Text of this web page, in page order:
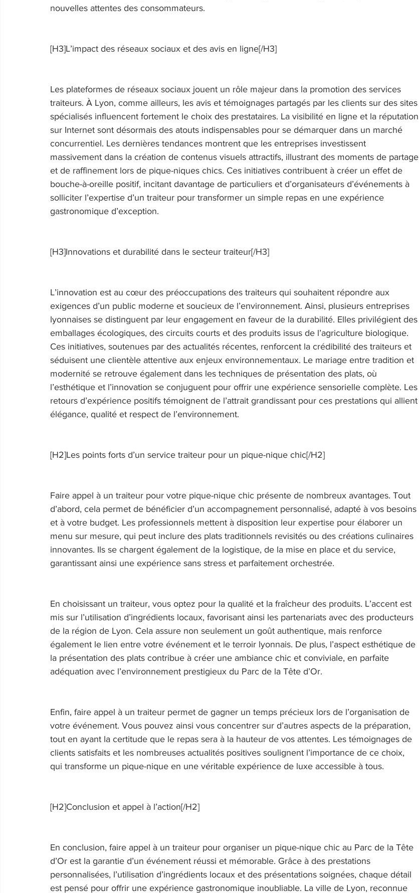
nouvelles attentes des consommateurs.
[H3]L’impact des réseaux sociaux et des avis en ligne[/H3]
Les plateformes de réseaux sociaux jouent un rôle majeur dans la promotion des services
traiteurs. À Lyon, comme ailleurs, les avis et témoignages partagés par les clients sur des sites
spécialisés influencent fortement le choix des prestataires. La visibilité en ligne et la réputation
sur Internet sont désormais des atouts indispensables pour se démarquer dans un marché
concurrentiel. Les dernières tendances montrent que les entreprises investissent
massivement dans la création de contenus visuels attractifs, illustrant des moments de partage
et de raffinement lors de pique-niques chics. Ces initiatives contribuent à créer un effet de
bouche-à-oreille positif, incitant davantage de particuliers et d’organisateurs d’événements à
solliciter l’expertise d’un traiteur pour transformer un simple repas en une expérience
gastronomique d’exception.
[H3]Innovations et durabilité dans le secteur traiteur[/H3]
L’innovation est au cœur des préoccupations des traiteurs qui souhaitent répondre aux
exigences d’un public moderne et soucieux de l’environnement. Ainsi, plusieurs entreprises
lyonnaises se distinguent par leur engagement en faveur de la durabilité. Elles privilégient des
emballages écologiques, des circuits courts et des produits issus de l’agriculture biologique.
Ces initiatives, soutenues par des actualités récentes, renforcent la crédibilité des traiteurs et
séduisent une clientèle attentive aux enjeux environnementaux. Le mariage entre tradition et
modernité se retrouve également dans les techniques de présentation des plats, où
l’esthétique et l’innovation se conjuguent pour offrir une expérience sensorielle complète. Les
retours d’expérience positifs témoignent de l’attrait grandissant pour ces prestations qui allient
élégance, qualité et respect de l’environnement.
[H2]Les points forts d’un service traiteur pour un pique-nique chic[/H2]
Faire appel à un traiteur pour votre pique-nique chic présente de nombreux avantages. Tout
d’abord, cela permet de bénéficier d’un accompagnement personnalisé, adapté à vos besoins
et à votre budget. Les professionnels mettent à disposition leur expertise pour élaborer un
menu sur mesure, qui peut inclure des plats traditionnels revisités ou des créations culinaires
innovantes. Ils se chargent également de la logistique, de la mise en place et du service,
garantissant ainsi une expérience sans stress et parfaitement orchestrée.
En choisissant un traiteur, vous optez pour la qualité et la fraîcheur des produits. L’accent est
mis sur l’utilisation d’ingrédients locaux, favorisant ainsi les partenariats avec des producteurs
de la région de Lyon. Cela assure non seulement un goût authentique, mais renforce
également le lien entre votre événement et le terroir lyonnais. De plus, l’aspect esthétique de
la présentation des plats contribue à créer une ambiance chic et conviviale, en parfaite
adéquation avec l’environnement prestigieux du Parc de la Tête d’Or.
Enfin, faire appel à un traiteur permet de gagner un temps précieux lors de l’organisation de
votre événement. Vous pouvez ainsi vous concentrer sur d’autres aspects de la préparation,
tout en ayant la certitude que le repas sera à la hauteur de vos attentes. Les témoignages de
clients satisfaits et les nombreuses actualités positives soulignent l’importance de ce choix,
qui transforme un pique-nique en une véritable expérience de luxe accessible à tous.
[H2]Conclusion et appel à l’action[/H2]
En conclusion, faire appel à un traiteur pour organiser un pique-nique chic au Parc de la Tête
d’Or est la garantie d’un événement réussi et mémorable. Grâce à des prestations
personnalisées, l’utilisation d’ingrédients locaux et des présentations soignées, chaque détail
est pensé pour offrir une expérience gastronomique inoubliable. La ville de Lyon, reconnue